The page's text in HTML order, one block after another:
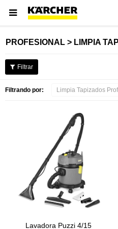

PROFESIONAL > LIMPIA
Filtrando por: Limpia Tapizados
Lavadora Puzzi 4/15